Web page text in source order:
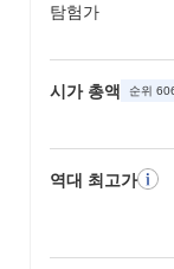
탐험가
시가 총액 순위
역대 최고가
(dApps)의 생성
셔티브에 대한
인 분야의 주요
성과 유용성을
기가차드로
GIGA 토큰은
됩니다. 주로 거
플랫폼에 구축된